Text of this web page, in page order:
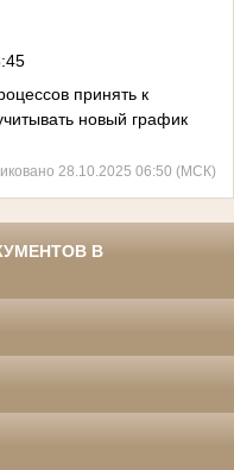
принять к
новый график
28.10.2025 06:50 (МСК)
В